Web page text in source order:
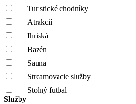
Turistické chodníky
Atrakcií
Ihriská
Bazén
Sauna
Streamovacie služby
Stolný futbal
Služby